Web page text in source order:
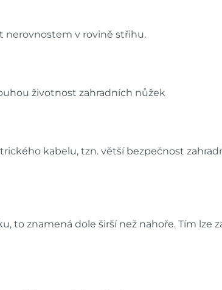
nerovnostem v rovině střihu.
životnost zahradních nůžek
kabelu, tzn. větší bezpečnost
to znamená dole širší než nahoře. Tím lze